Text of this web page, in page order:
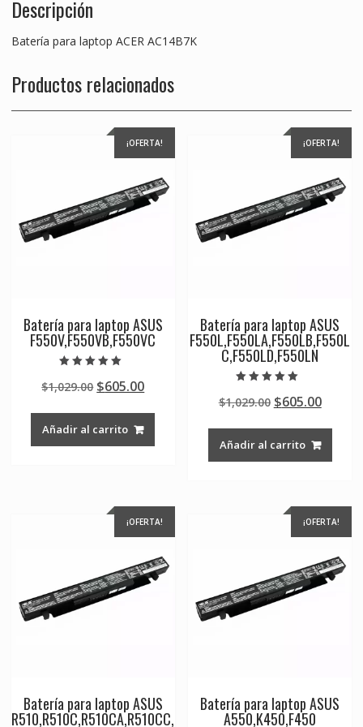
Descripción
Batería para laptop ACER AC14B7K
Productos relacionados
¡OFERTA!
Batería para laptop ASUS
F550V,F550VB,F550VC
5.00
de 5
$1,029.00 Original
was:
$1,029.00.
$605.00Current
Añadir al carrito
¡OFERTA!
Batería para laptop ASUS
F550L,F550LA,F550LB,F550L
C,F550LD,F550LN
5.00
de 5
$1,029.00 Original
was:
$1,029.00.
$605.00
Añadir al carrito
¡OFERTA!
Batería para laptop ASUS
R510,R510C,R510CA,R510CC,
¡OFERTA!
Batería para laptop ASUS
A550,K450,F450